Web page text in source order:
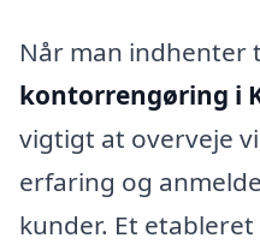
Når man indhenter
kontorrengøring i
vigtigt at overveje
erfaring og
kunder. Et